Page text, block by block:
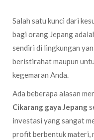
Salah satu kunci dari
bagi orang Jepang
sendiri di lingkungan
beristirahat maupun
kegemaran Anda.
Ada beberapa alasan
Cikarang gaya Jepang
investasi yang sangat
profit berbentuk materi,